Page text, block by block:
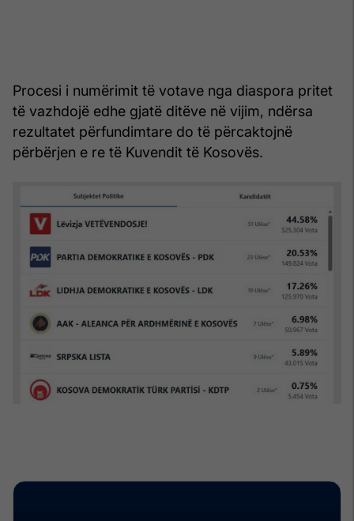
Procesi i numërimit të votave nga diaspora pritet
të vazhdojë edhe gjatë ditëve në vijim, ndërsa
rezultatet përfundimtare do të përcaktojnë
përbërjen e re të Kuvendit të Kosovës.